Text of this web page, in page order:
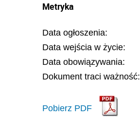
Metryka
Data ogłoszenia:
Data wejścia w życie:
Data obowiązywania:
Dokument traci ważność:
Pobierz PDF